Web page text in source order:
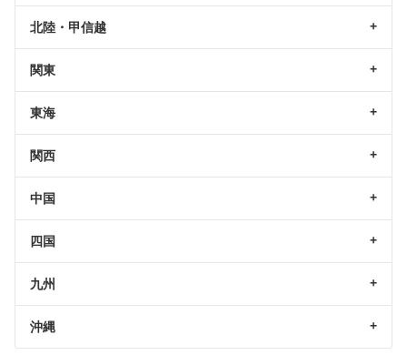
北陸・甲信越
関東
東海
関西
中国
四国
九州
沖縄